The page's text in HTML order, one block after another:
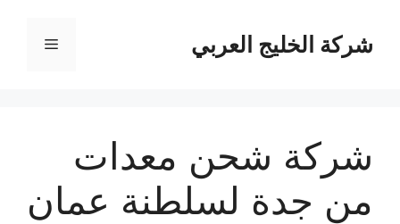
المحتوىشركة الخليج العربي القائمة
شركة شحن معدات
من جدة لسلطنة عمان